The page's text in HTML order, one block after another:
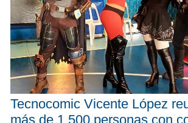
Tecnocomic Vicente López
más de 1.500 personas con